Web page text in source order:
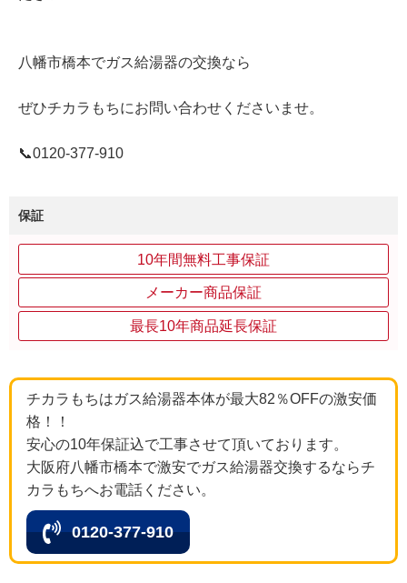
八幡市橋本でガス給湯器の交換なら
ぜひチカラもちにお問い合わせくださいませ。
📞0120‐377‐910
保証
10年間無料工事保証
メーカー商品保証
最長10年商品延長保証
チカラもちはガス給湯器本体が最大82％OFFの激安価
格！！
安心の10年保証込で工事させて頂いております。
大阪府八幡市橋本で激安でガス給湯器交換するならチ
カラもちへお電話ください。
0120-377-910